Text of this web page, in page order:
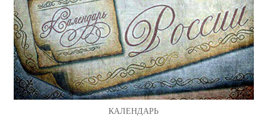
КАЛЕНДАРЬ